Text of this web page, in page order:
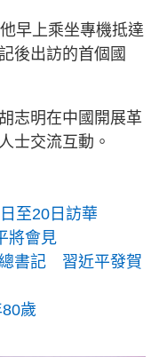
早上乘坐專機抵達
後出訪的首個國
志明在中國開展革
士交流互動。
至20日訪華
將會見
書記 習近平發賀
歲